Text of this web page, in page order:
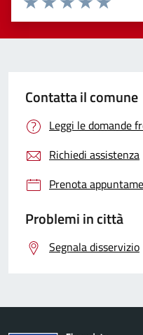
Valuta 5
Valuta 4
Valuta 3 stelle su
Valuta 2 stelle su 5
Valuta 1 stelle su 5
Contatta il comune
Leggi le domande
Richiedi assistenza
Prenota
Problemi in città
Segnala disservizio